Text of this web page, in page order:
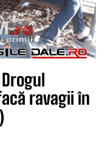
Drogul
ravagii în